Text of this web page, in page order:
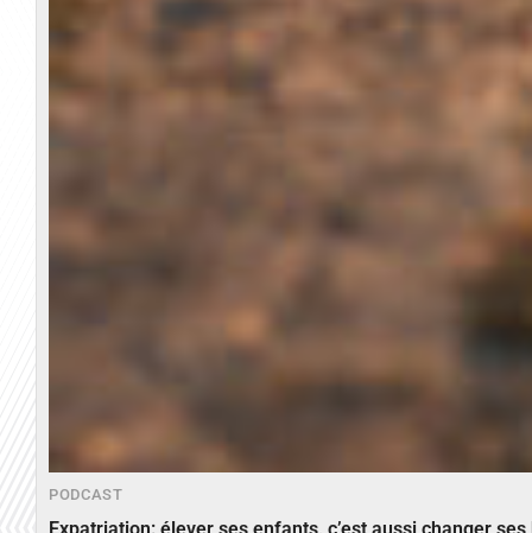
PODCAST
Expatriation: élever ses enfants, c’est aussi changer